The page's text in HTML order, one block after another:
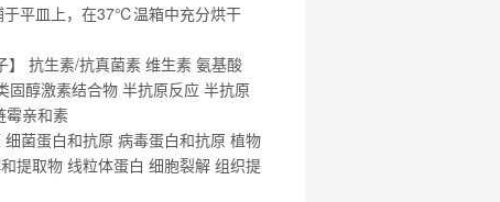
平皿上，在37℃温箱中充分烘干
抗生素/抗真菌素 维生素 氨基酸
固醇激素结合物 半抗原反应 半抗原
霉亲和素
菌蛋白和抗原 病毒蛋白和抗原 植物
提取物 线粒体蛋白 细胞裂解 组织提